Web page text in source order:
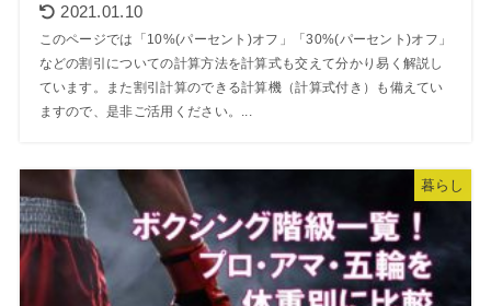
2021.01.10
このページでは「10%(パーセント)オフ」「30%(パーセント)オフ」
などの割引についての計算方法を計算式も交えて分かり易く解説し
ています。また割引計算のできる計算機（計算式付き）も備えてい
ますので、是非ご活用ください。...
暮らし